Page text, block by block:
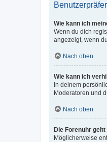
Wie kann ich
Wenn du dich
angezeigt, wenn
Nach oben
Wie kann ich
In deinem
Moderatoren und
Nach oben
Die Forenuhr
Möglicherweise